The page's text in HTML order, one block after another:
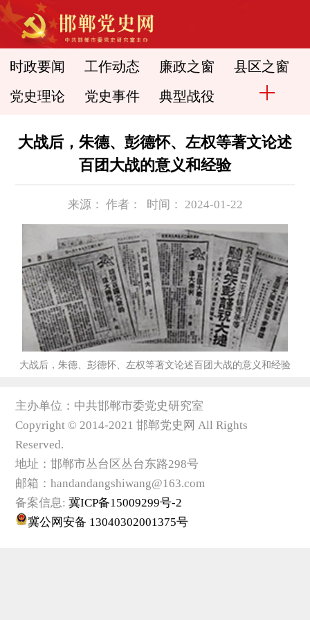
时政要闻 工作动态 廉政之窗 县区之窗
党史理论 党史事件 典型战役
大战后，朱德、彭德怀、左权等著文论述
百团大战的意义和经验
来源： 作者： 时间： 2024-01-22
大战后，朱德、彭德怀、左权等著文论述百团大战的意义和经验
主办单位：中共邯郸市委党史研究室
Copyright © 2014-2021 邯郸党史网 All Rights
Reserved.
地址：邯郸市丛台区丛台东路298号
邮箱：handandangshiwang@163.com
备案信息: 冀ICP备15009299号-2
冀公网安备 13040302001375号